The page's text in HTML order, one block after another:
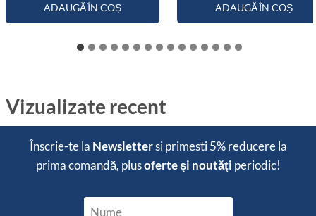
ADAUGĂ ÎN COȘ ADAUGĂ ÎN COȘ
Vizualizate recent
Înscrie-te la Newslettersi primesti5% reducerela
prima comandă, plusoferte şi noutăţi periodic!